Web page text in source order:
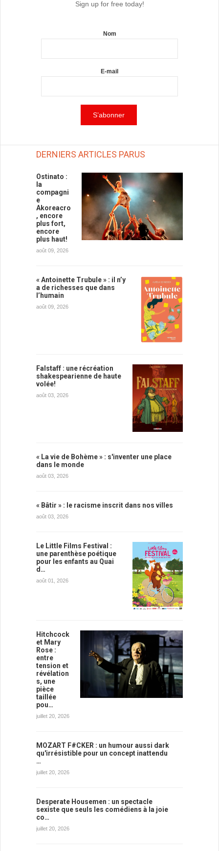
Sign up for free today!
Nom
E-mail
DERNIERS ARTICLES PARUS
Ostinato :
la
compagni
e
Akoreacro
, encore
plus fort,
encore
plus haut!
août 09, 2026
« Antoinette Trubule » : il n’y
a de richesses que dans
l’humain
août 09, 2026
Falstaff : une récréation
shakespearienne de haute
volée!
août 03, 2026
« La vie de Bohème » : s'inventer une place
dans le monde
août 03, 2026
« Bâtir » : le racisme inscrit dans nos villes
août 03, 2026
Le Little Films Festival :
une parenthèse poétique
pour les enfants au Quai
d…
août 01, 2026
Hitchcock
et Mary
Rose :
entre
tension et
révélation
s, une
pièce
taillée
pou…
juillet 20, 2026
MOZART F#CKER : un humour aussi dark
qu'irrésistible pour un concept inattendu
…
juillet 20, 2026
Desperate Housemen : un spectacle
sexiste que seuls les comédiens à la joie
co…
juillet 20, 2026